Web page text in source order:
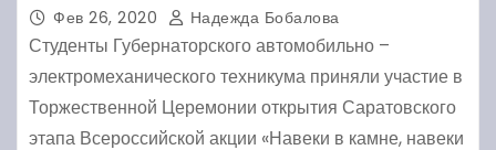
Фев 26, 2020 Надежда Бобалова
Студенты Губернаторского автомобильно –
электромеханического техникума приняли участие в
Торжественной Церемонии открытия Саратовского
этапа Всероссийской акции «Навеки в камне, навеки